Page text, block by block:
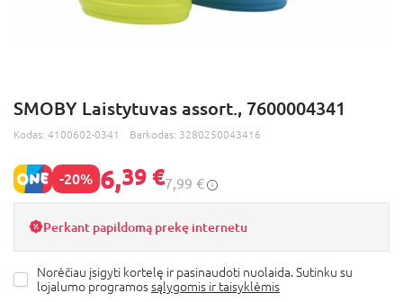
SMOBY Laistytuvas assort., 7600004341
Kodas: 4100602-0341 Barkodas: 3280250043416
-20% 6,39 €7,99 €
Perkant papildomą prekę internetu
Norėčiau įsigyti kortelę ir pasinaudoti nuolaida. Sutinku su
lojalumo programossąlygomis ir taisyklėmis